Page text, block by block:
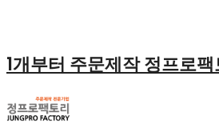
1개부터 주문제작 정프로팩